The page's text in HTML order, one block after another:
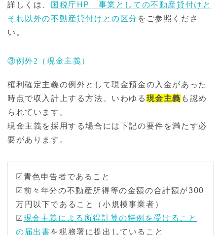
詳しくは、
国税庁HP 事業としての不動産貸付けと
それ以外の不動産貸付けとの区分 をご参照くださ
い。
③例外2（現金主義）
権利確定主義の例外として現金預金の入金があった
時点で収入計上する方法、いわゆる 現金主義 も認め
られています。
現金主義を採用する場合には下記の要件を満たす必
要があります。
☑青色申告者であること
☑前々年分の不動産所得等の金額の合計額が300
万円以下であること（小規模事業者）
☑現金主義による所得計算の特例を受けること
の届出書を税務署に提出していること